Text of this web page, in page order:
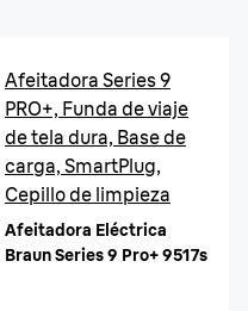
Afeitadora Series 9
PRO+, Funda de viaje
de tela dura, Base de
carga, SmartPlug,
Cepillo de limpieza
Afeitadora Eléctrica
Braun Series 9 Pro+ 9517s